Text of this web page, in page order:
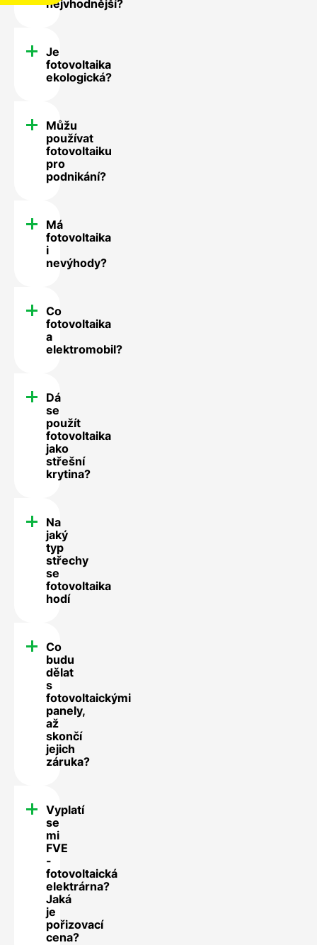
nejvhodnější?
Je
fotovoltaika
ekologická?
Můžu
používat
fotovoltaiku
pro
podnikání?
Má
fotovoltaika
i
nevýhody?
Co
fotovoltaika
a
elektromobil?
Dá
se
použít
fotovoltaika
jako
střešní
krytina?
Na
jaký
typ
střechy
se
fotovoltaika
hodí
Co
budu
dělat
s
fotovoltaickými
panely,
až
skončí
jejich
záruka?
Vyplatí
se
mi
FVE
-
fotovoltaická
elektrárna?
Jaká
je
pořizovací
cena?